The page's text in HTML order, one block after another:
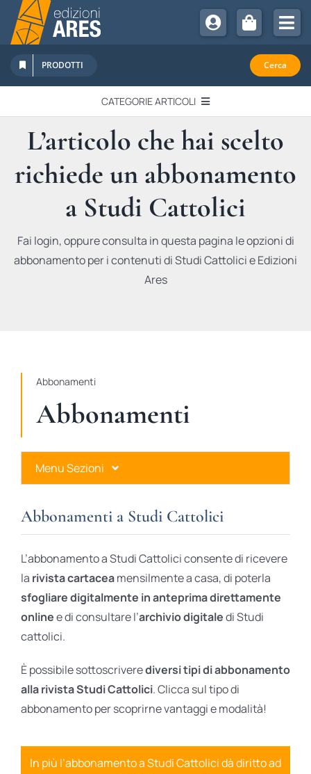
Salta
contenuto
Chi Siamo
Sostienici
Abbonamenti
Promozioni
Newsletter
PRODOTTI Cerca
CATEGORIE ARTICOLI
EDITORIALI
IN QUESTO NUMERO
RECENSIONI
L’articolo che hai scelto
richiede un abbonamento
a Studi Cattolici
Fai login, oppure consulta in questa pagina le opzioni di
abbonamento per i contenuti di Studi Cattolici e Edizioni
Ares
Abbonamenti
Abbonamenti
Menu Sezioni
Ares Gold
Ares Digital
Ares Gift Card
Abbonamenti a Studi Cattolici
L’abbonamento a Studi Cattolici consente di ricevere
la rivista cartaceamensilmente a casa, di poterla
sfogliare digitalmente in anteprima direttamente
onlinee di consultare l’archivio digitaledi Studi
cattolici.
È possibile sottoscriverediversi tipi di abbonamento
alla rivista Studi Cattolici. Clicca sul tipo di
abbonamento per scoprirne vantaggi e modalità!
In più l’abbonamento a Studi Cattolici dà diritto ad